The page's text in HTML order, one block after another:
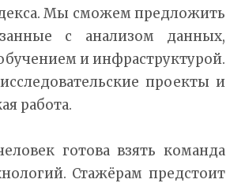
Мы сможем предложить
с анализом данных,
и инфраструктурой.
проекты и
работа.
готова взять команда
Стажёрам предстоит